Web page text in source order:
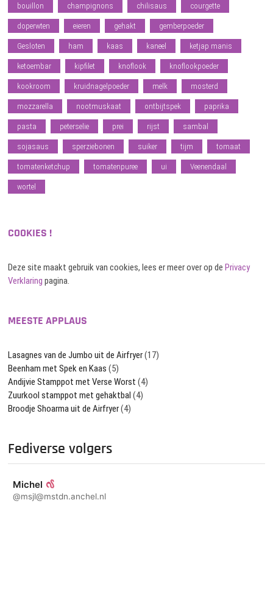
bouillon champignons chilisaus courgette
doperwten eieren gehakt gemberpoeder
Gesloten ham kaas kaneel ketjap manis
ketoembar kipfilet knoflook knoflookpoeder
kookroom kruidnagelpoeder melk mosterd
mozzarella nootmuskaat ontbijtspek paprika
pasta peterselie prei rijst sambal
sojasaus sperziebonen suiker tijm tomaat
tomatenketchup tomatenpuree ui Veenendaal
wortel
COOKIES !
Deze site maakt gebruik van cookies, lees er meer over op dePrivacy
Verklaring pagina.
MEESTE APPLAUS
Lasagnes van de Jumbo uit de Airfryer(17)
Beenham met Spek en Kaas (5)
Andijvie Stamppot met Verse Worst (4)
Zuurkool stamppot met gehaktbal (4)
Broodje Shoarma uit de Airfryer(4)
Fediverse volgers
Michel
@msjl@mstdn.anchel.nl